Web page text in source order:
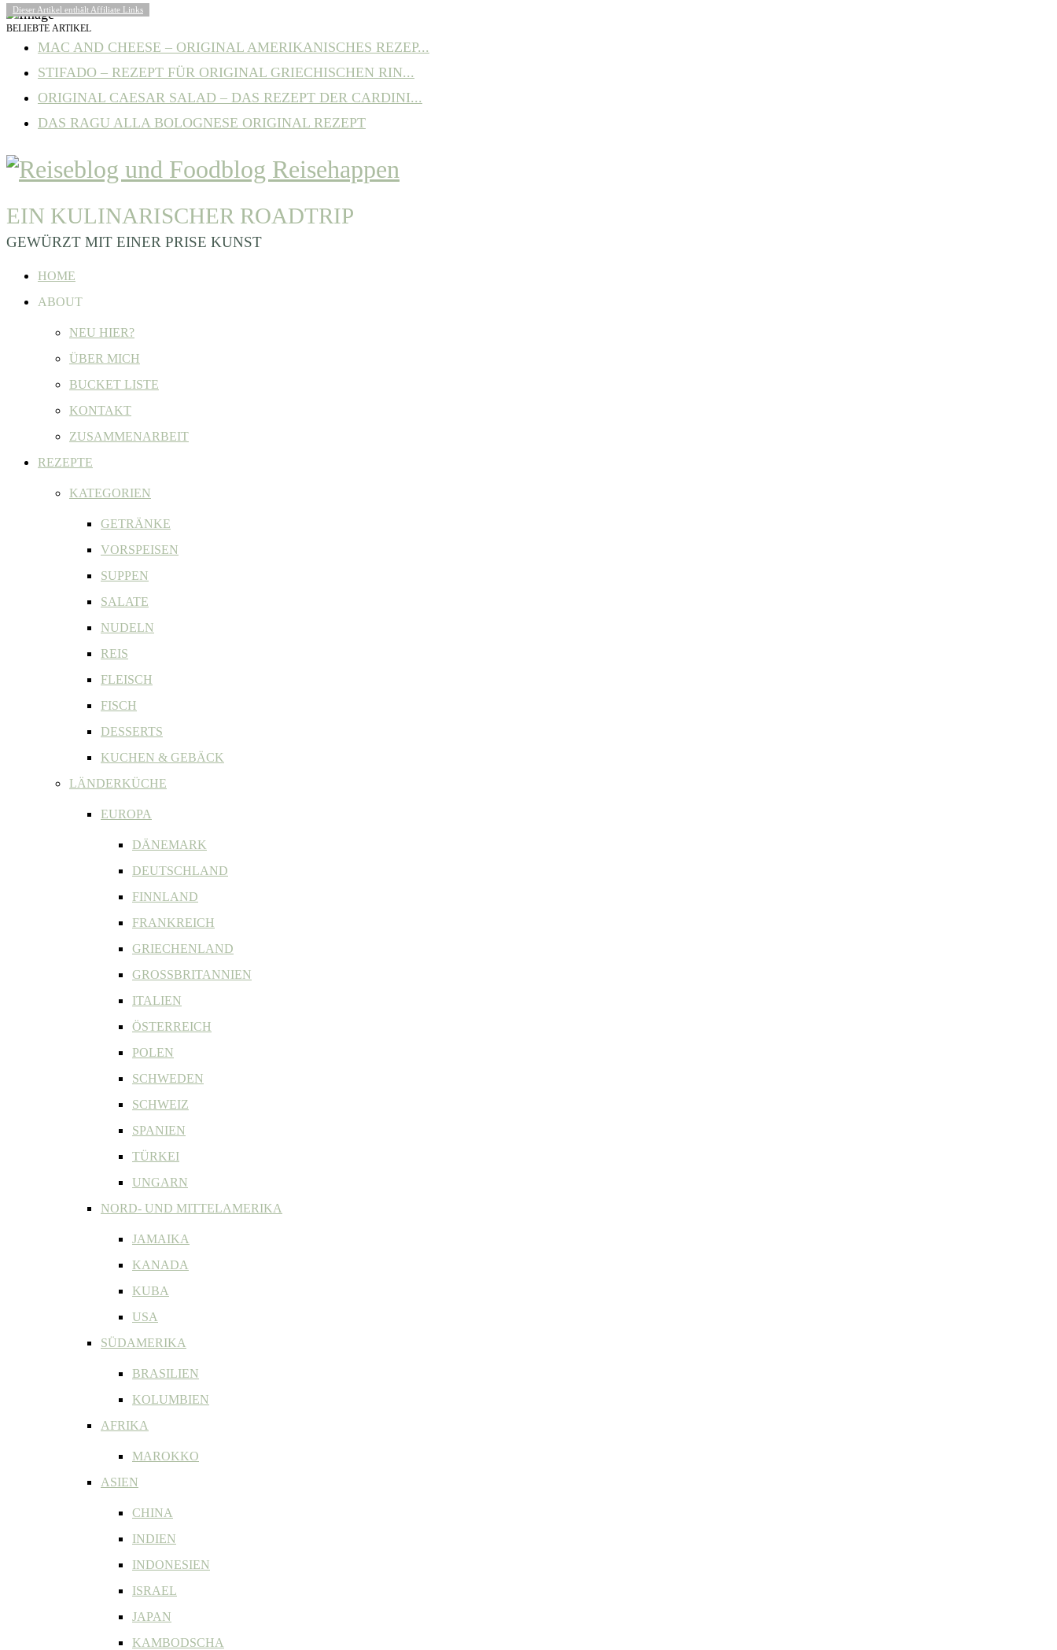
BELIEBTE ARTIKEL
MAC AND CHEESE – ORIGINAL AMERIKANISCHES REZEP...
STIFADO – REZEPT FÜR ORIGINAL GRIECHISCHEN RIN...
ORIGINAL CAESAR SALAD – DAS REZEPT DER CARDINI...
DAS RAGU ALLA BOLOGNESE ORIGINAL REZEPT
EIN KULINARISCHER ROADTRIP
GEWÜRZT MIT EINER PRISE KUNST
HOME
ABOUT
NEU HIER?
ÜBER MICH
BUCKET LISTE
KONTAKT
ZUSAMMENARBEIT
REZEPTE
KATEGORIEN
GETRÄNKE
VORSPEISEN
SUPPEN
SALATE
NUDELN
REIS
FLEISCH
FISCH
DESSERTS
KUCHEN & GEBÄCK
LÄNDERKÜCHE
EUROPA
DÄNEMARK
DEUTSCHLAND
FINNLAND
FRANKREICH
GRIECHENLAND
GROSSBRITANNIEN
ITALIEN
ÖSTERREICH
POLEN
SCHWEDEN
SCHWEIZ
SPANIEN
TÜRKEI
UNGARN
NORD- UND MITTELAMERIKA
JAMAIKA
KANADA
KUBA
USA
SÜDAMERIKA
BRASILIEN
KOLUMBIEN
AFRIKA
MAROKKO
ASIEN
CHINA
INDIEN
INDONESIEN
ISRAEL
JAPAN
KAMBODSCHA
Dieser Artikel enthält Affiliate Links